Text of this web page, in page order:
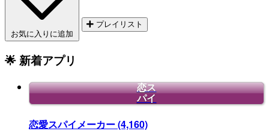
お気に入りに追加
プレイリスト
🌟 新着アプリ
恋ス
パイ
恋愛スパイメーカー(4,160)